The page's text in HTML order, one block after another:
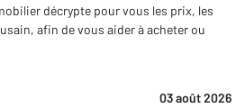
décrypte pour vous les prix, les
afin de vous aider à acheter ou
03 août 2026